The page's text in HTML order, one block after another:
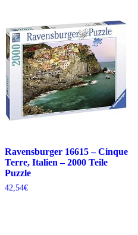
Ravensburger 16615 – Cinque
Terre, Italien – 2000 Teile
Puzzle
42,54€